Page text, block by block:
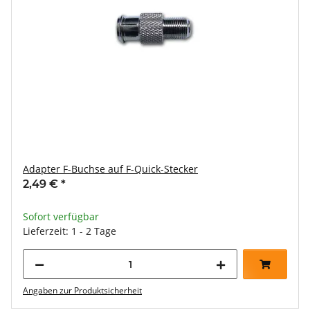
Adapter F-Buchse auf F-Quick-Stecker
2,49 € *
Sofort verfügbar
Lieferzeit: 1 - 2 Tage
Angaben zur Produktsicherheit